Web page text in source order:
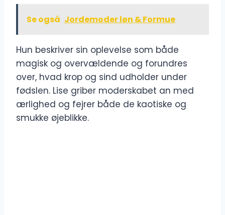
Se også Jordemoder løn & Formue
Hun beskriver sin oplevelse som både
magisk og overvældende og forundres
over, hvad krop og sind udholder under
fødslen. Lise griber moderskabet an med
ærlighed og fejrer både de kaotiske og
smukke øjeblikke.